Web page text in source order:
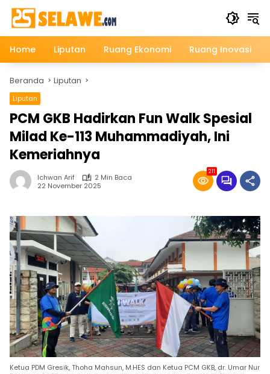
Langsung
konten
Home
Liputan Ruang Ekonomi Ruang Inovasi
Beranda Liputan
Liputan
PCM GKB Hadirkan Fun Walk Spesial
Milad Ke-113 Muhammadiyah, Ini
Kemeriahnya
Ichwan Arif
2 Min Baca
22 November 2025
211
Ketua PDM Gresik, Thoha Mahsun, M.HES dan Ketua PCM GKB, dr. Umar Nur